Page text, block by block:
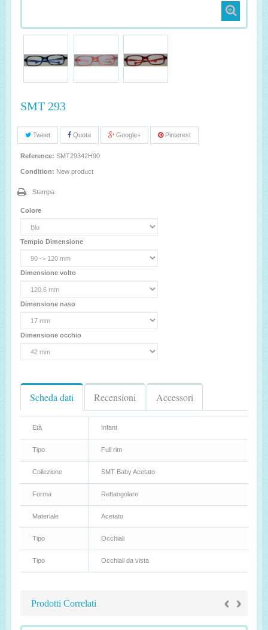
SMT 293
Tweet Quota Google+ Pinterest
Reference: SMT29342H90
Condition: New product
Stampa
Colore
Tempio Dimensione
Dimensione volto
Dimensione naso
Dimensione occhio
Scheda dati Recensioni Accessori
Età Infant
Tipo Full rim
Collezione SMT Baby Acetato
Forma Rettangolare
Materiale Acetato
Tipo Occhiali
Tipo Occhiali da vista
Prodotti Correlati ‹ ›